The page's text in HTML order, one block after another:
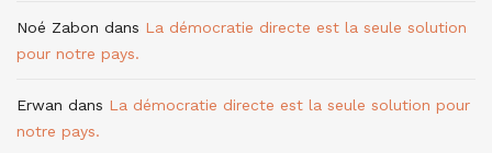
Noé Zabon dans La démocratie directe est la seule solution
pour notre pays.
Erwan dans La démocratie directe est la seule solution pour
notre pays.